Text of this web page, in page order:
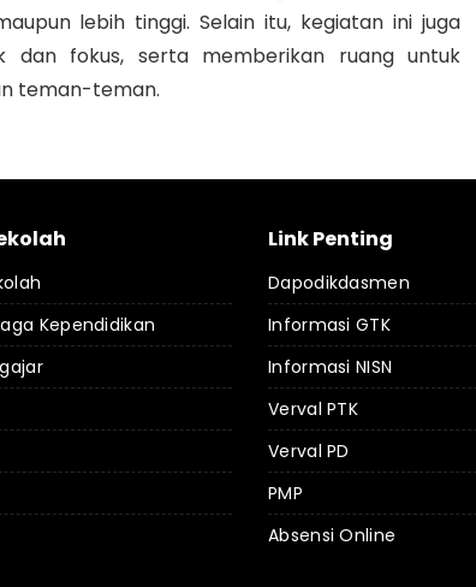
lebih tinggi. Selain itu, kegiatan ini juga
dan fokus, serta memberikan ruang untuk
teman-teman.
Kependidikan
Link Penting
Dapodikdasmen
Informasi GTK
Informasi NISN
Verval PTK
Verval PD
PMP
Absensi Online